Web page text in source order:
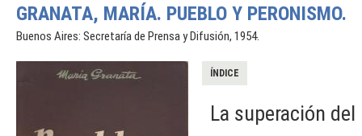
GRANATA, MARÍA. PUEBLO Y PERONISMO.
Buenos Aires: Secretaría de Prensa y Difusión, 1954.
ÍNDICE
La superación